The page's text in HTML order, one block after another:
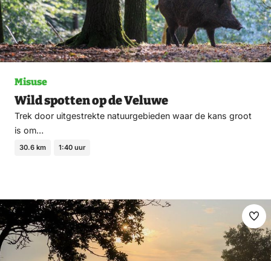
Misuse
Wild spotten op de Veluwe
Trek door uitgestrekte natuurgebieden waar de kans groot
is om…
30.6 km 1:40 uur